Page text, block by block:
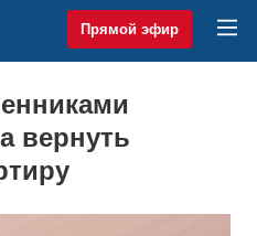
Прямой эфир
вернуть